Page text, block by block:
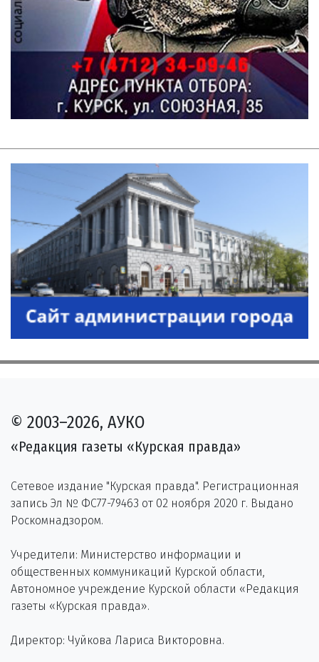
© 2003–2026, АУКО
«Редакция газеты «Курская правда»
Сетевое издание "Курская правда". Регистрационная
запись Эл № ФС77-79463 от 02 ноября 2020 г. Выдано
Роскомнадзором.
Учредители: Министерство информации и
общественных коммуникаций Курской области,
Автономное учреждение Курской области «Редакция
газеты «Курская правда».
Директор: Чуйкова Лариса Викторовна.